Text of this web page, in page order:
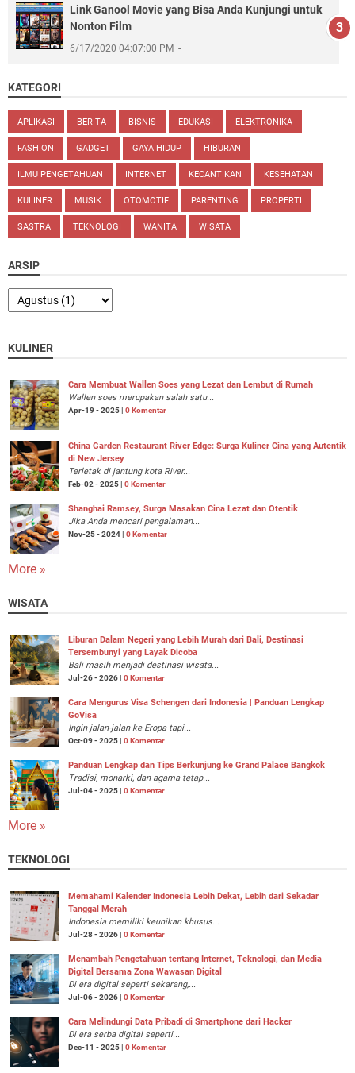
Link Ganool Movie yang Bisa Anda Kunjungi untuk
Nonton Film
6/17/2020 04:07:00 PM
KATEGORI
APLIKASI BERITA BISNIS EDUKASI ELEKTRONIKA
FASHION GADGET GAYA HIDUP HIBURAN
ILMU PENGETAHUAN INTERNET KECANTIKAN KESEHATAN
KULINER MUSIK OTOMOTIF PARENTING PROPERTI
SASTRA TEKNOLOGI WANITA WISATA
ARSIP
KULINER
Cara Membuat Wallen Soes yang Lezat dan Lembut di Rumah
Wallen soes merupakan salah satu...
Apr-19 - 2025 | 0 Komentar
China Garden Restaurant River Edge: Surga Kuliner Cina yang Autentik
di New Jersey
Terletak di jantung kota River...
Feb-02 - 2025 | 0 Komentar
Shanghai Ramsey, Surga Masakan Cina Lezat dan Otentik
Jika Anda mencari pengalaman...
Nov-25 - 2024 | 0 Komentar
More »
WISATA
Liburan Dalam Negeri yang Lebih Murah dari Bali, Destinasi
Tersembunyi yang Layak Dicoba
Bali masih menjadi destinasi wisata...
Jul-26 - 2026 | 0 Komentar
Cara Mengurus Visa Schengen dari Indonesia | Panduan Lengkap
GoVisa
Ingin jalan-jalan ke Eropa tapi...
Oct-09 - 2025 | 0 Komentar
Panduan Lengkap dan Tips Berkunjung ke Grand Palace Bangkok
Tradisi, monarki, dan agama tetap...
Jul-04 - 2025 | 0 Komentar
More »
TEKNOLOGI
Memahami Kalender Indonesia Lebih Dekat, Lebih dari Sekadar
Tanggal Merah
Indonesia memiliki keunikan khusus...
Jul-28 - 2026 | 0 Komentar
Menambah Pengetahuan tentang Internet, Teknologi, dan Media
Digital Bersama Zona Wawasan Digital
Di era digital seperti sekarang,...
Jul-06 - 2026 | 0 Komentar
Cara Melindungi Data Pribadi di Smartphone dari Hacker
Di era serba digital seperti...
Dec-11 - 2025 | 0 Komentar